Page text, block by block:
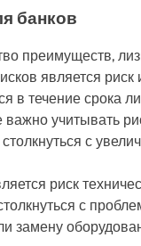
банков
преимуществ,
является
в течение срока
важно учитывать
с
риск
с
замену